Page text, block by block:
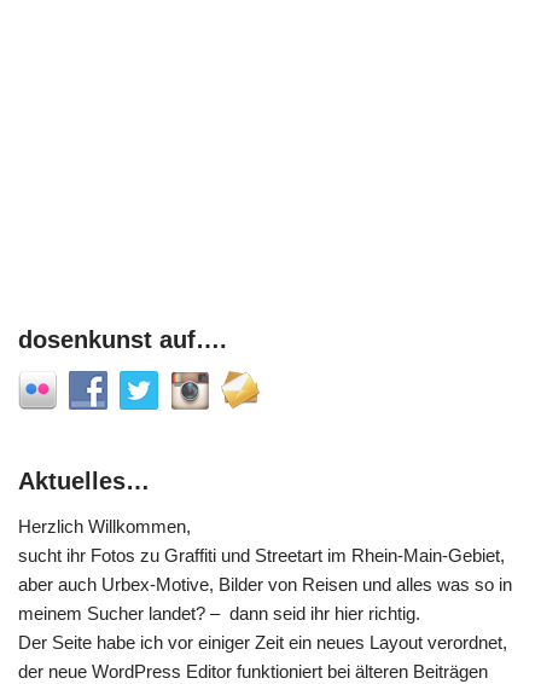
dosenkunst auf….
Aktuelles…
Herzlich Willkommen,
sucht ihr Fotos zu Graffiti und Streetart im Rhein-Main-Gebiet,
aber auch Urbex-Motive, Bilder von Reisen und alles was so in
meinem Sucher landet? – dann seid ihr hier richtig.
Der Seite habe ich vor einiger Zeit ein neues Layout verordnet,
der neue WordPress Editor funktioniert bei älteren Beiträgen